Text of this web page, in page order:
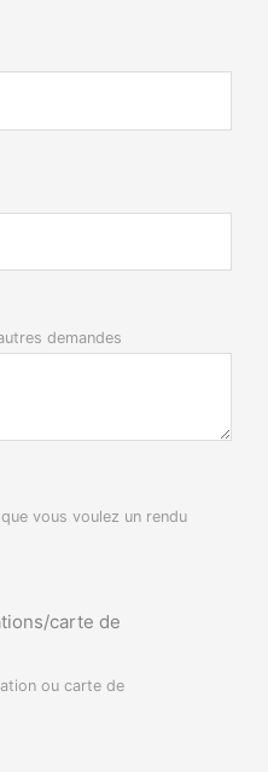
demandes
vous voulez un rendu
carte de
ou carte de